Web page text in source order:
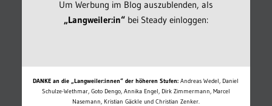
Um Werbung im Blog auszublenden, als
„Langweiler:in“bei Steady einloggen:
DANKE an die „Langweiler:innen“ der höheren Stufen: Andreas Wedel, Daniel
Schulze-Wethmar, Goto Dengo, Annika Engel, Dirk Zimmermann, Marcel
Nasemann, Kristian Gäckle und Christian Zenker.